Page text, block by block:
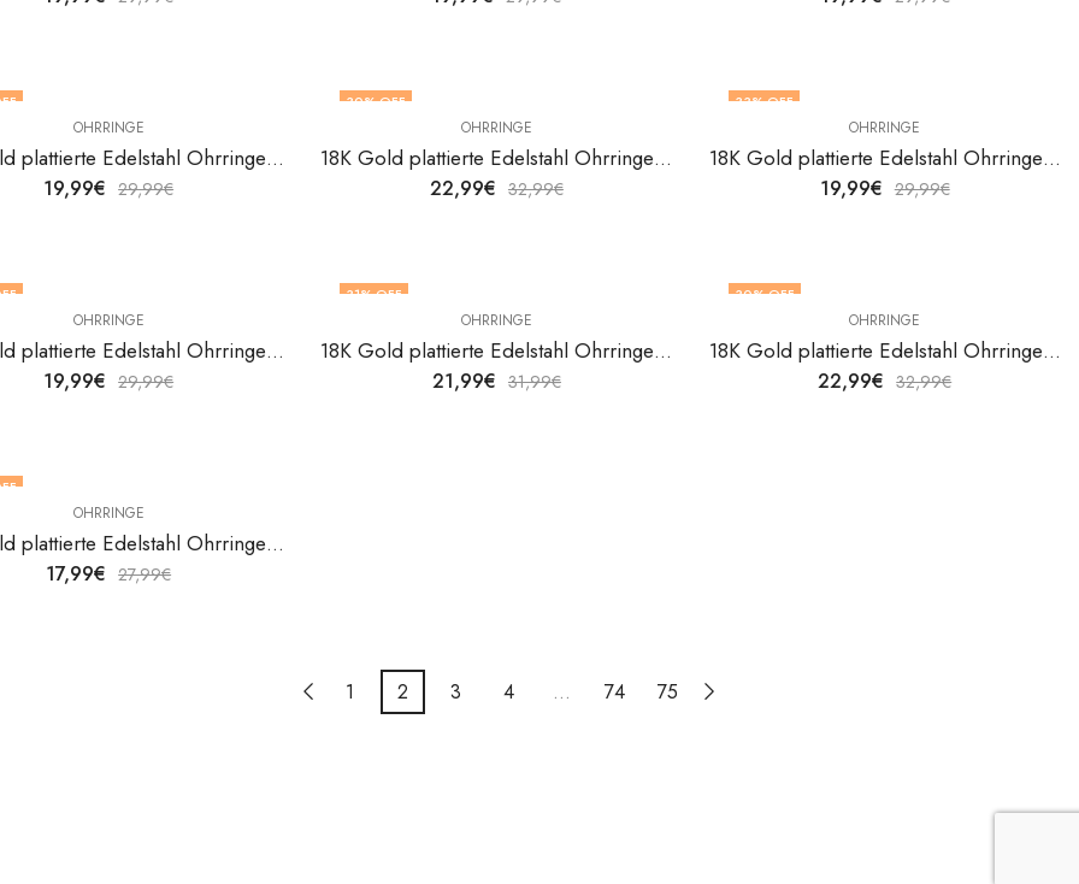
OHRRINGE
18K Gold plattierte Edelstahl Ohrringe Hearts von V&F Jewelers
19,99€ 29,99€
30% OFF
OHRRINGE
18K Gold plattierte Edelstahl Ohrringe Hearts von V&F Jewelers
22,99€ 32,99€
33% OFF
OHRRINGE
18K Gold plattierte Edelstahl Ohrringe Hearts von V&F Jewelers
19,99€ 29,99€
OHRRINGE
18K Gold plattierte Edelstahl Ohrringe Hearts von V&F Jewelers
19,99€ 29,99€
31% OFF
OHRRINGE
18K Gold plattierte Edelstahl Ohrringe Hearts von V&F Jewelers
21,99€ 31,99€
30% OFF
OHRRINGE
18K Gold plattierte Edelstahl Ohrringe Hearts von V&F Jewelers
22,99€ 32,99€
OHRRINGE
18K Gold plattierte Edelstahl Ohrringe Hearts von V&F Jewelers
17,99€ 27,99€
1 2 3 4 … 74 75